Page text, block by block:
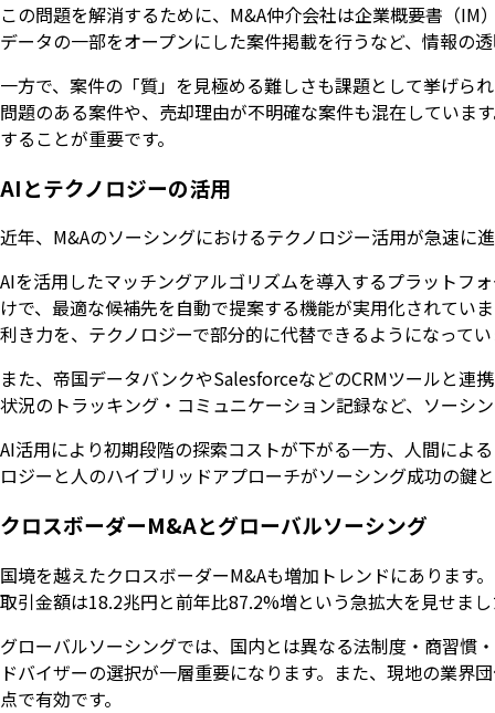
この問題を解消するために、M&A仲介会社は企業概要書（
データの一部をオープンにした案件掲載を行うなど、情報の
一方で、案件の「質」を見極める難しさも課題として挙げら
問題のある案件や、売却理由が不明確な案件も混在していま
することが重要です。
AIとテクノロジーの活用
近年、M&Aのソーシングにおけるテクノロジー活用が急速に
AIを活用したマッチングアルゴリズムを導入するプラットフ
けで、最適な候補先を自動で提案する機能が実用化されてい
利き力を、テクノロジーで部分的に代替できるようになって
また、帝国データバンクやSalesforceなどのCRMツールと連
状況のトラッキング・コミュニケーション記録など、ソーシ
AI活用により初期段階の探索コストが下がる一方、人間によ
ロジーと人のハイブリッドアプローチがソーシング成功の鍵
クロスボーダーM&Aとグローバルソーシング
国境を越えたクロスボーダーM&Aも増加トレンドにありま
取引金額は18.2兆円と前年比87.2%増という急拡大を見せま
グローバルソーシングでは、国内とは異なる法制度・商習慣
ドバイザーの選択が一層重要になります。また、現地の業界
点で有効です。